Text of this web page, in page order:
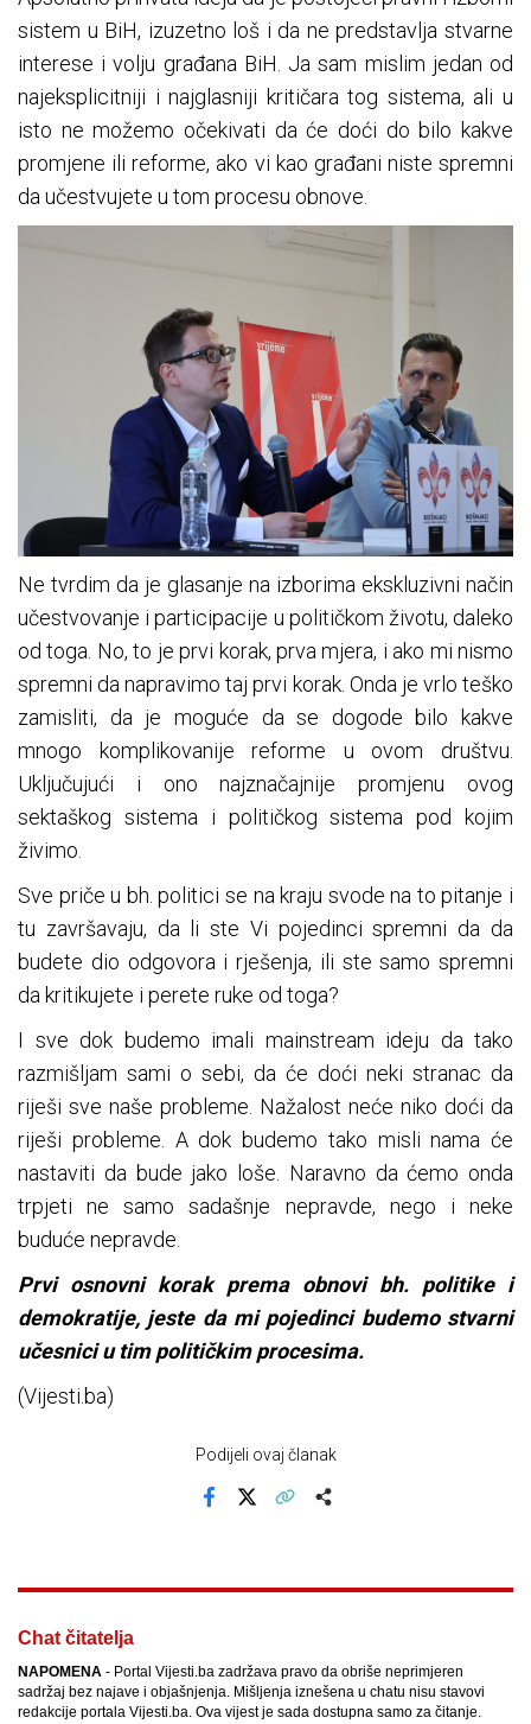
sistem u BiH, izuzetno loš i da ne predstavlja stvarne
interese i volju građana BiH. Ja sam mislim jedan od
najeksplicitniji i najglasniji kritičara tog sistema, ali u
isto ne možemo očekivati da će doći do bilo kakve
promjene ili reforme, ako vi kao građani niste spremni
da učestvujete u tom procesu obnove.
Ne tvrdim da je glasanje na izborima ekskluzivni način
učestvovanje i participacije u političkom životu, daleko
od toga. No, to je prvi korak, prva mjera, i ako mi nismo
spremni da napravimo taj prvi korak. Onda je vrlo teško
zamisliti, da je moguće da se dogode bilo kakve
mnogo komplikovanije reforme u ovom društvu.
Uključujući i ono najznačajnije promjenu ovog
sektaškog sistema i političkog sistema pod kojim
živimo.
Sve priče u bh. politici se na kraju svode na to pitanje i
tu završavaju, da li ste Vi pojedinci spremni da da
budete dio odgovora i rješenja, ili ste samo spremni
da kritikujete i perete ruke od toga?
I sve dok budemo imali mainstream ideju da tako
razmišljam sami o sebi, da će doći neki stranac da
riješi sve naše probleme. Nažalost neće niko doći da
riješi probleme. A dok budemo tako misli nama će
nastaviti da bude jako loše. Naravno da ćemo onda
trpjeti ne samo sadašnje nepravde, nego i neke
buduće nepravde.
Prvi osnovni korak prema obnovi bh. politike i
demokratije, jeste da mi pojedinci budemo stvarni
učesnici u tim političkim procesima.
(Vijesti.ba)
Podijeli ovaj članak
Chat čitatelja
NAPOMENA - Portal Vijesti.ba zadržava pravo da obriše neprimjeren
sadržaj bez najave i objašnjenja. Mišljenja iznešena u chatu nisu stavovi
redakcije portala Vijesti.ba. Ova vijest je sada dostupna samo za čitanje.